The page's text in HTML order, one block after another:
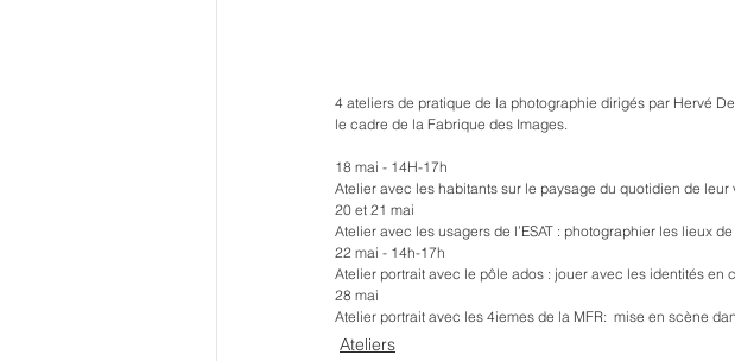
4 ateliers de pratique de la photographie dirigés par Hervé
le cadre de la Fabrique des Images.
18 mai - 14H-17h
Atelier avec les habitants sur le paysage du quotidien de leur
20 et 21 mai
Atelier avec les usagers de l’ESAT : photographier les lieux
22 mai - 14h-17h
Atelier portrait avec le pôle ados : jouer avec les identités en
28 mai
Atelier portrait avec les 4iemes de la MFR:  mise en scène
Ateliers